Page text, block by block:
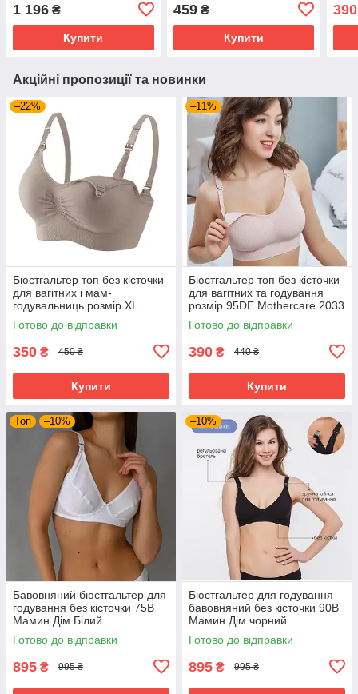
1 196 ₴
Купити
459₴
Купити
390
Акційні пропозиції та новинки
–22%
Бюстгальтер топ без кісточки
для вагітних і мам-
годувальниць розмір XL
Mothercare кавовий
Готово до відправки
350 ₴ 450 ₴
Купити
–11%
Бюстгальтер топ без кісточки
для вагітних та годування
розмір 95DE Mothercare 2033
Рожевий
Готово до відправки
390 ₴ 440 ₴
Купити
Топ –10%
Бавовняний бюстгальтер для
годування без кісточки 75B
Мамин Дім Білий
Готово до відправки
895 ₴ 995 ₴
–10%
Бюстгальтер для годування
бавовняний без кісточки 90B
Мамин Дім чорний
Готово до відправки
895 ₴ 995 ₴